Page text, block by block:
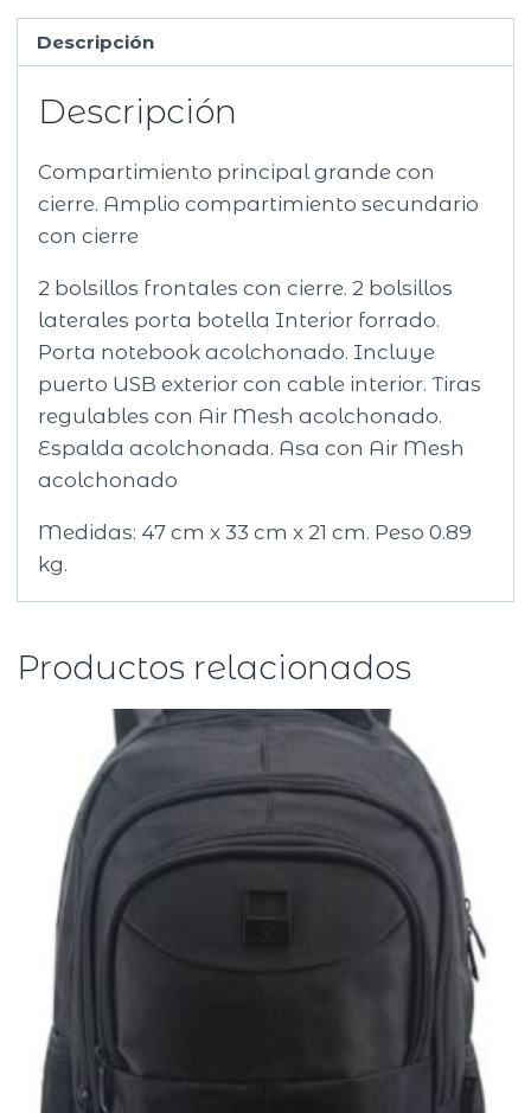
Descripción
Descripción
Compartimiento principal grande con
cierre. Amplio compartimiento secundario
con cierre
2 bolsillos frontales con cierre. 2 bolsillos
laterales porta botella Interior forrado.
Porta notebook acolchonado. Incluye
puerto USB exterior con cable interior. Tiras
regulables con Air Mesh acolchonado.
Espalda acolchonada. Asa con Air Mesh
acolchonado
Medidas: 47 cm x 33 cm x 21 cm. Peso 0.89
kg.
Productos relacionados